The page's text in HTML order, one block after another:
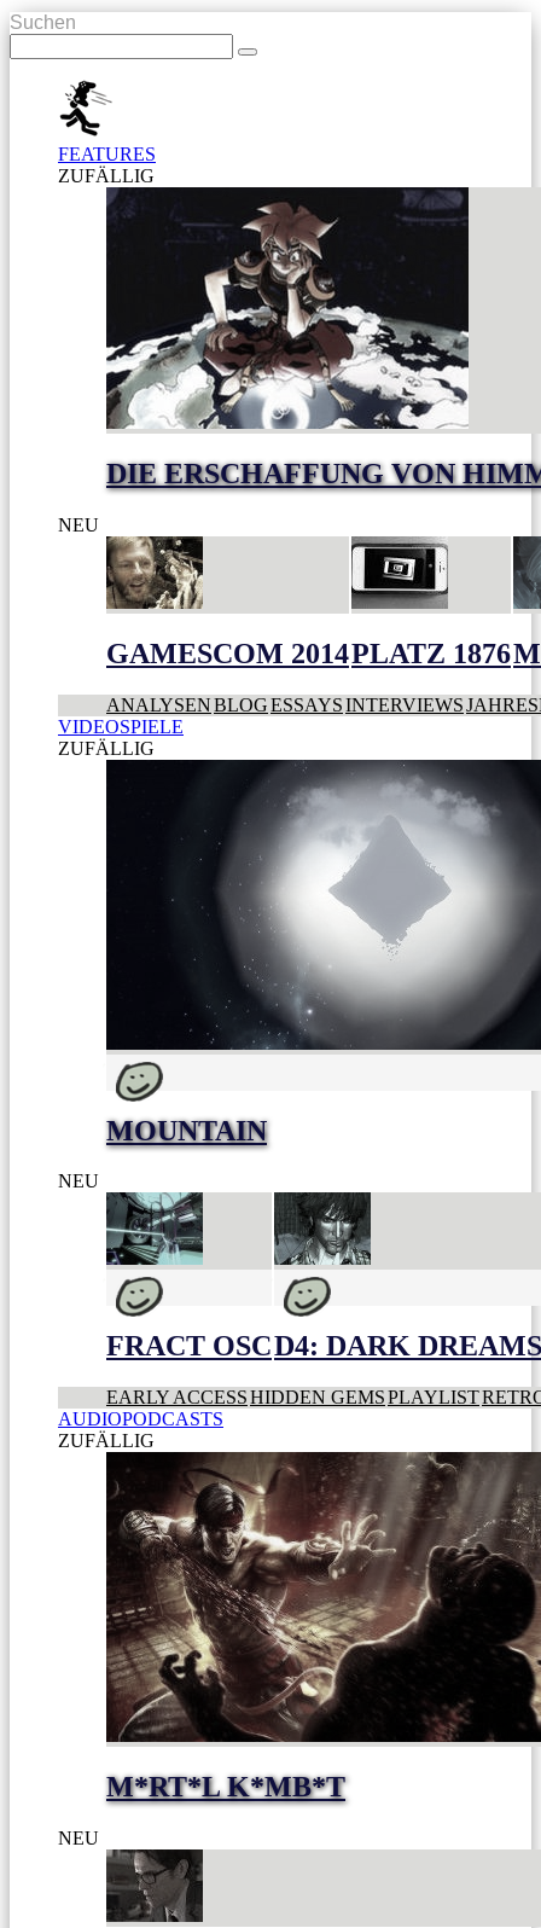
Suchen
FEATURES
ZUFÄLLIG
DIE ERSCHAFFUNG VON
NEU
GAMESCOM 2014PLATZ 1876
ANALYSENBLOGESSAYSINTERVIEWS
VIDEOSPIELE
ZUFÄLLIG
MOUNTAIN
NEU
FRACT OSCD4: DARK
EARLY ACCESSHIDDEN GEMSPLAYLIST
AUDIOPODCASTS
ZUFÄLLIG
M*RT*L K*MB*T
NEU